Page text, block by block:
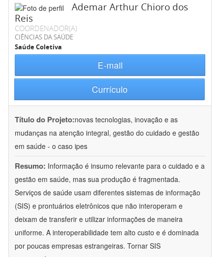
Ademar Arthur Chioro dos
Reis
COORDENADOR(A)
CIÊNCIAS DA SAÚDE
Saúde Coletiva
E-mail
Currículo
Título do Projeto:novas tecnologias, inovação e as
mudanças na atenção integral, gestão do cuidado e gestão
em saúde - o caso ipes
Resumo: Informação é insumo relevante para o cuidado e a
gestão em saúde, mas sua produção é fragmentada.
Serviços de saúde usam diferentes sistemas de informação
(SIS) e prontuários eletrônicos que não interoperam e
deixam de transferir e utilizar informações de maneira
uniforme. A interoperabilidade tem alto custo e é dominada
por poucas empresas estrangeiras. Tornar SIS